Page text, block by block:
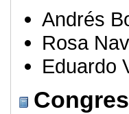
Andrés
Rosa
Eduardo